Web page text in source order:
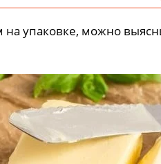
упаковке, можно